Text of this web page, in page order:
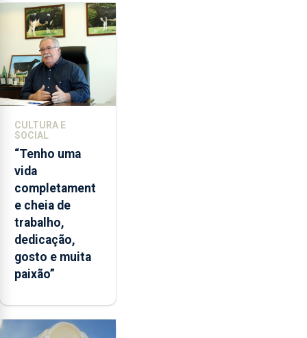
CULTURA E
SOCIAL
“Tenho uma
vida
completament
e cheia de
trabalho,
dedicação,
gosto e muita
paixão”